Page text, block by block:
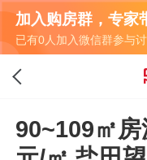
加入购房群，专家
已有0人加入微信群参与
90~109㎡